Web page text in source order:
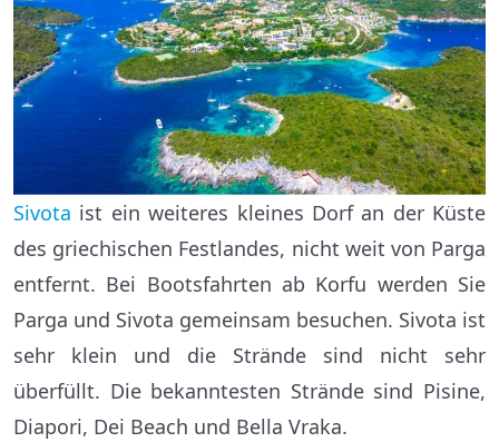
Sivota ist ein weiteres kleines Dorf an der Küste
des griechischen Festlandes, nicht weit von Parga
entfernt. Bei Bootsfahrten ab Korfu werden Sie
Parga und Sivota gemeinsam besuchen. Sivota ist
sehr klein und die Strände sind nicht sehr
überfüllt. Die bekanntesten Strände sind Pisine,
Diapori, Dei Beach und Bella Vraka.